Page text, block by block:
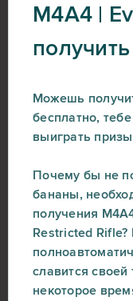
M4A4 |
Можешь
бесплатно,
выиграть
Почему бы не
бананы,
получения
Restricted
славится
некоторое